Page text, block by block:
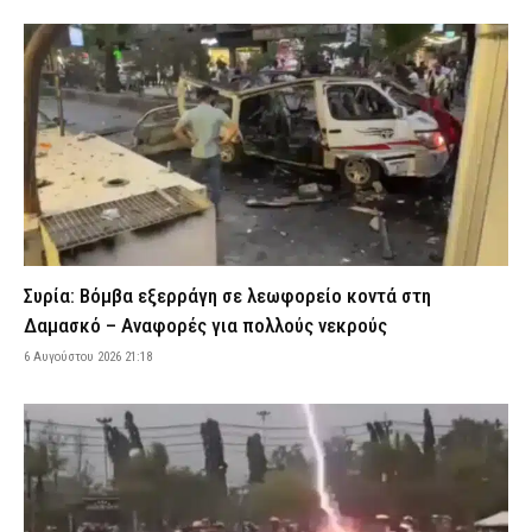
ΕΦΕΤ: Ανακαλείται παρτίδα γνωστής μαρμελάδας – Τι πρέπει να
προσέξουν οι καταναλωτές
ΕΙΔΗΣΕΙΣ 8 Αυγούστου 2026 18:40
Λευκάδα και Κέρκυρα: Τέσσερις άνδρες συνελήφθησαν για
κατοχή ναρκωτικών
ΑΣΤΥΝΟΜΙΑ 8 Αυγούστου 2026 18:27
Greek Mafia: Ποιοι είναι οι δύο νέοι συλληφθέντες της «ομάδας
Έντικ» – Το «πίτμπουλ», το «μπουλντόγκ» και οι εκβιασμοί
Σοβαρό τροχαίο με γουρούνα στη Μυρτιά Πύργου –
Τραυματίστηκε στο κεφάλι ο αναβάτης
ΕΙΔΗΣΕΙΣ 8 Αυγούστου 2026 17:56
Ηράκλειο: Απέπλευσε παρά την απαγόρευση – Συνελήφθη
38χρονος κυβερνήτης σκάφους
ΑΣΤΥΝΟΜΙΑ 8 Αυγούστου 2026 17:39
Θλίψη στην ΕΛ.ΑΣ. – Έφυγε από τη ζωή ο απόστρατος
αστυνομικός Νικόλαος Κρυωνίδης
Συρία: Βόμβα εξερράγη σε λεωφορείο κοντά στη
Δαμασκό – Αναφορές για πολλούς νεκρούς
6 Αυγούστου 2026 21:18